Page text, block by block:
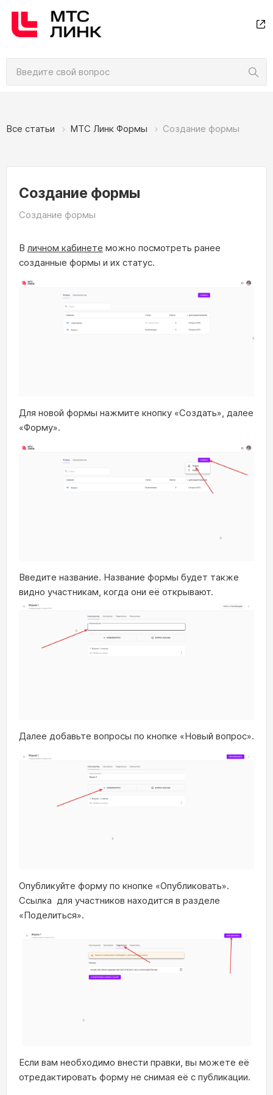
Все статьи МТС Линк Формы Создание формы
Создание формы
Создание формы
В личном кабинете можно посмотреть ранее
созданные формы и их статус.
Для новой формы нажмите кнопку «Создать», далее
«Форму».
Введите название. Название формы будет также
видно участникам, когда они её открывают.
Далее добавьте вопросы по кнопке «Новый вопрос».
Опубликуйте форму по кнопке «Опубликовать».
Ссылка для участников находится в разделе
«Поделиться».
Если вам необходимо внести правки, вы можете её
отредактировать форму не снимая её с публикации.